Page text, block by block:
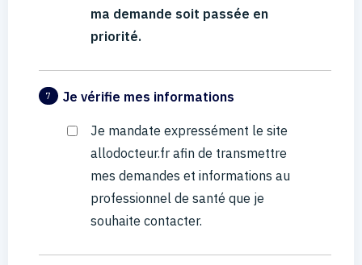
ma demande soit passée en
priorité.
7 Je vérifie mes informations
Je mandate expressément le site
allodocteur.fr afin de transmettre
mes demandes et informations au
professionnel de santé que je
souhaite contacter.